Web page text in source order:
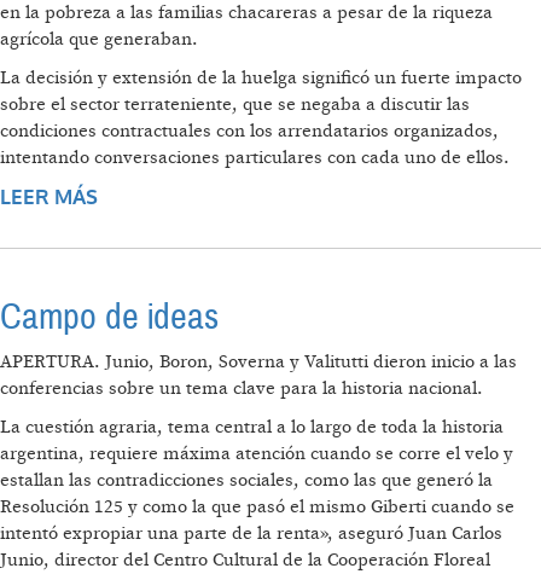
en la pobreza a las familias chacareras a pesar de la riqueza
agrícola que generaban.
La decisión y extensión de la huelga significó un fuerte impacto
sobre el sector terrateniente, que se negaba a discutir las
condiciones contractuales con los arrendatarios organizados,
intentando conversaciones particulares con cada uno de ellos.
LEER MÁS
Campo de ideas
APERTURA. Junio, Boron, Soverna y Valitutti dieron inicio a las
conferencias sobre un tema clave para la historia nacional.
La cuestión agraria, tema central a lo largo de toda la historia
argentina, requiere máxima atención cuando se corre el velo y
estallan las contradicciones sociales, como las que generó la
Resolución 125 y como la que pasó el mismo Giberti cuando se
intentó expropiar una parte de la renta», aseguró Juan Carlos
Junio, director del Centro Cultural de la Cooperación Floreal